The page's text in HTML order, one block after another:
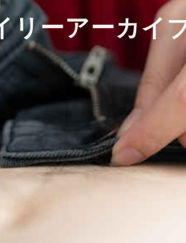
リーアーカイ